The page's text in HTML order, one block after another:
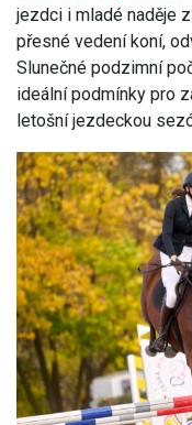
jezdci i mladé naděje
přesné vedení koní,
Slunečné podzimní
ideální podmínky pro
letošní jezdeckou